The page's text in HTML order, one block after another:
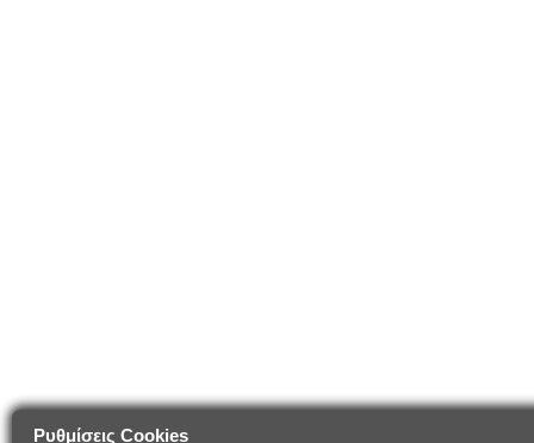
Ρυθμίσεις Cookies